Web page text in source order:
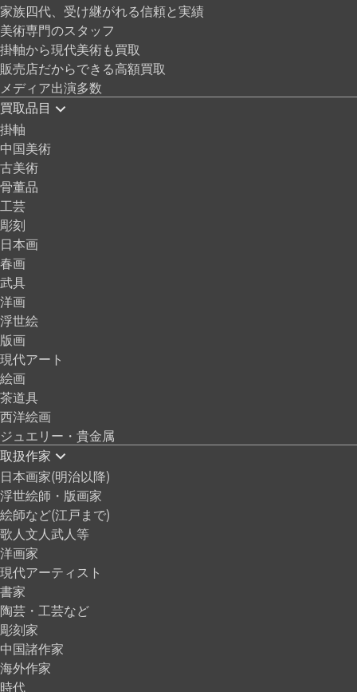
家族四代、受け継がれる信頼と実績
美術専門のスタッフ
掛軸から現代美術も買取
販売店だからできる高額買取
メディア出演多数
買取品目
掛軸
中国美術
古美術
骨董品
工芸
彫刻
日本画
春画
武具
洋画
浮世絵
版画
現代アート
絵画
茶道具
西洋絵画
ジュエリー・貴金属
取扱作家
日本画家(明治以降)
浮世絵師・版画家
絵師など(江戸まで)
歌人文人武人等
洋画家
現代アーティスト
書家
陶芸・工芸など
彫刻家
中国諸作家
海外作家
時代